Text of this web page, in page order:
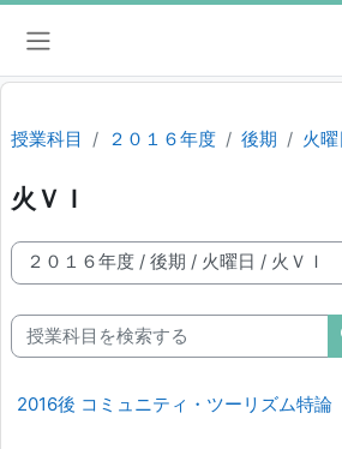
メインコンテンツへスキップする
授業科目 ２０１６年度 後期 火曜
火ＶＩ
授業科目カテゴリ
授業科目を検索する
2016後 コミュニティ・ツーリズム特論